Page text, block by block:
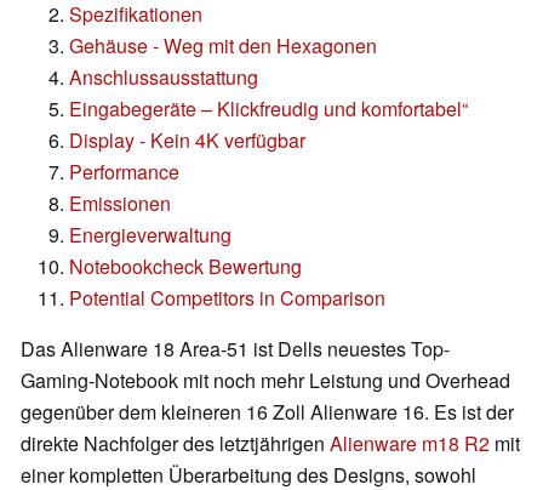
Spezifikationen
Gehäuse - Weg mit den Hexagonen
Anschlussausstattung
Eingabegeräte – Klickfreudig und komfortabel“
Display - Kein 4K verfügbar
Performance
Emissionen
Energieverwaltung
Notebookcheck Bewertung
Potential Competitors in Comparison
Das Alienware 18 Area-51 ist Dells neuestes Top-
Gaming-Notebook mit noch mehr Leistung und Overhead
gegenüber dem kleineren 16 Zoll Alienware 16. Es ist der
direkte Nachfolger des letztjährigen Alienware m18 R2 mit
einer kompletten Überarbeitung des Designs, sowohl